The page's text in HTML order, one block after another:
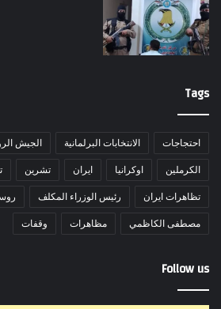
Tags
احتجاجات الانتخابات البرلمانية الجيش
الكرملين اوكرانيا ايران تشرين
تظاهرات ايران رئيس الوزراء المكلف
مصطفى الكاظمي مظاهرات وقفات
Follow us